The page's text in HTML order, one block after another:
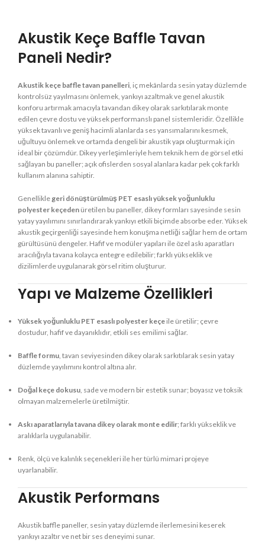
Akustik Keçe Baffle Tavan
Paneli Nedir?
Akustik keçe baffle tavan panelleri , iç mekânlarda sesin yatay düzlemde
kontrolsüz yayılmasını önlemek, yankıyı azaltmak ve genel akustik
konforu artırmak amacıyla tavandan dikey olarak sarkıtılarak monte
edilen çevre dostu ve yüksek performanslı panel sistemleridir. Özellikle
yüksek tavanlı ve geniş hacimli alanlarda ses yansımalarını kesmek,
uğultuyu önlemek ve ortamda dengeli bir akustik yapı oluşturmak için
ideal bir çözümdür. Dikey yerleşimleriyle hem teknik hem de görsel etki
sağlayan bu paneller; açık ofislerden sosyal alanlara kadar pek çok farklı
kullanım alanına sahiptir.
Genellikle geri dönüştürülmüş PET esaslı yüksek yoğunluklu
polyester keçeden üretilen bu paneller, dikey formları sayesinde sesin
yatay yayılımını sınırlandırarak yankıyı etkili biçimde absorbe eder. Yüksek
akustik geçirgenliği sayesinde hem konuşma netliği sağlar hem de ortam
gürültüsünü dengeler. Hafif ve modüler yapıları ile özel askı aparatları
aracılığıyla tavana kolayca entegre edilebilir; farklı yükseklik ve
dizilimlerde uygulanarak görsel ritim oluşturur.
Yapı ve Malzeme Özellikleri
Yüksek yoğunluklu PET esaslı polyester keçe ile üretilir; çevre
dostudur, hafif ve dayanıklıdır, etkili ses emilimi sağlar.
Baffle formu , tavan seviyesinden dikey olarak sarkıtılarak sesin yatay
düzlemde yayılımını kontrol altına alır.
Doğal keçe dokusu , sade ve modern bir estetik sunar; boyasız ve toksik
olmayan malzemelerle üretilmiştir.
Askı aparatlarıyla tavana dikey olarak monte edilir; farklı yükseklik ve
aralıklarla uygulanabilir.
Renk, ölçü ve kalınlık seçenekleri ile her türlü mimari projeye
uyarlanabilir.
Akustik Performans
Akustik baffle paneller, sesin yatay düzlemde ilerlemesini keserek
yankıyı azaltır ve net bir ses deneyimi sunar.